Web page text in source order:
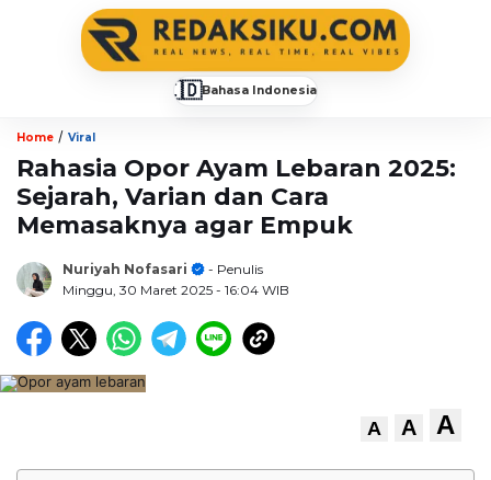
🇮🇩Bahasa Indonesia
Home / Viral
Rahasia Opor Ayam Lebaran 2025:
Sejarah, Varian dan Cara
Memasaknya agar Empuk
Nuriyah Nofasari
- Penulis
Minggu, 30 Maret 2025 - 16:04 WIB
A A A